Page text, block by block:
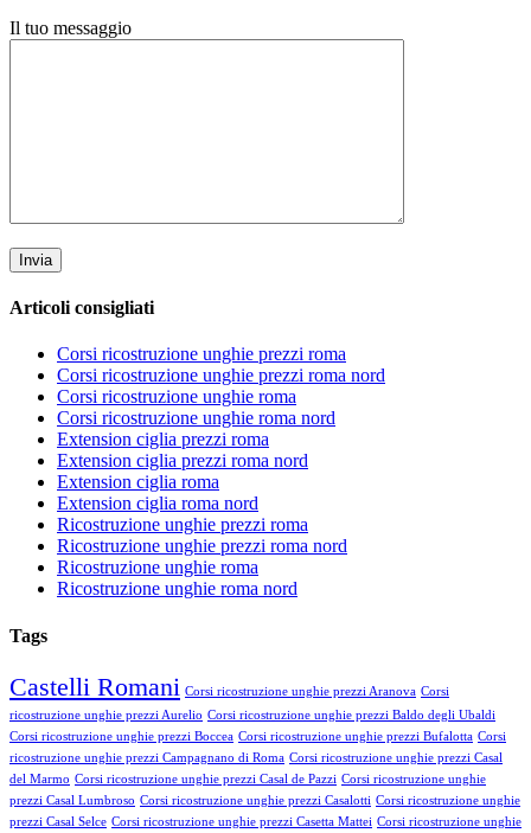
Il tuo messaggio
Articoli consigliati
Corsi ricostruzione unghie prezzi roma
Corsi ricostruzione unghie prezzi roma nord
Corsi ricostruzione unghie roma
Corsi ricostruzione unghie roma nord
Extension ciglia prezzi roma
Extension ciglia prezzi roma nord
Extension ciglia roma
Extension ciglia roma nord
Ricostruzione unghie prezzi roma
Ricostruzione unghie prezzi roma nord
Ricostruzione unghie roma
Ricostruzione unghie roma nord
Tags
Castelli Romani Corsi ricostruzione unghie prezzi Aranova Corsi
ricostruzione unghie prezzi Aurelio Corsi ricostruzione unghie prezzi Baldo degli Ubaldi
Corsi ricostruzione unghie prezzi Boccea Corsi ricostruzione unghie prezzi Bufalotta Corsi
ricostruzione unghie prezzi Campagnano di Roma Corsi ricostruzione unghie prezzi Casal
del Marmo Corsi ricostruzione unghie prezzi Casal de Pazzi Corsi ricostruzione unghie
prezzi Casal Lumbroso Corsi ricostruzione unghie prezzi Casalotti Corsi ricostruzione unghie
prezzi Casal Selce Corsi ricostruzione unghie prezzi Casetta Mattei Corsi ricostruzione unghie